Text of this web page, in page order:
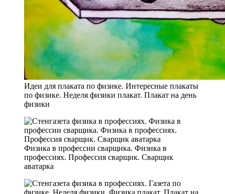
Идеи для плаката по физике. Интересные плакаты
по физике. Неделя физики плакат. Плакат на день
физики
Физика в профессии сварщика. Физика в
профессиях. Профессия сварщик. Сварщик
аватарка